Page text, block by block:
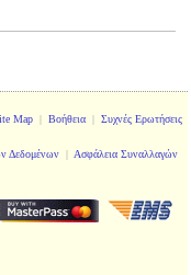
Map| Βοήθεια| Συχνές Ερωτήσεις
Δεδομένων | Ασφάλεια Συναλλαγών